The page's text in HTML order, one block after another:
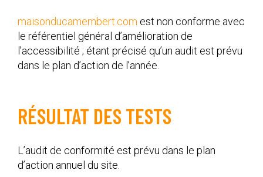
maisonducamembert.com est non conforme avec
le référentiel général d’amélioration de
l’accessibilité ; étant précisé qu’un audit est prévu
dans le plan d’action de l’année.
RÉSULTAT DES TESTS
L’audit de conformité est prévu dans le plan
d’action annuel du site.